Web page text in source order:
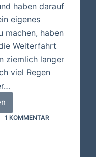
haben darauf
eigenes
machen, haben
Weiterfahrt
ziemlich langer
viel Regen
1 KOMMENTAR